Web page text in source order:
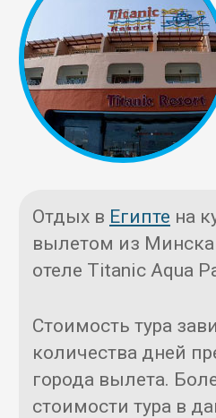
Отдых в Египте на
вылетом из Минска
отеле Titanic Aqua
Стоимость тура
количества дней
города вылета.
стоимости тура в